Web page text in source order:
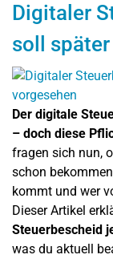
Digitaler
soll
Der digitale
– doch diese
fragen sich nun,
schon
kommt und wer
Dieser Artikel
Steuerbescheid
was du aktuell